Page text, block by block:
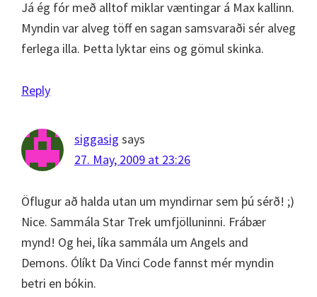
Já ég fór með alltof miklar væntingar á Max kallinn.
Myndin var alveg töff en sagan samsvaraði sér alveg
ferlega illa. Þetta lyktar eins og gömul skinka.
Reply
siggasig says
27. May, 2009 at 23:26
Öflugur að halda utan um myndirnar sem þú sérð! ;)
Nice. Sammála Star Trek umfjölluninni. Frábær
mynd! Og hei, líka sammála um Angels and
Demons. Ólíkt Da Vinci Code fannst mér myndin
betri en bókin.